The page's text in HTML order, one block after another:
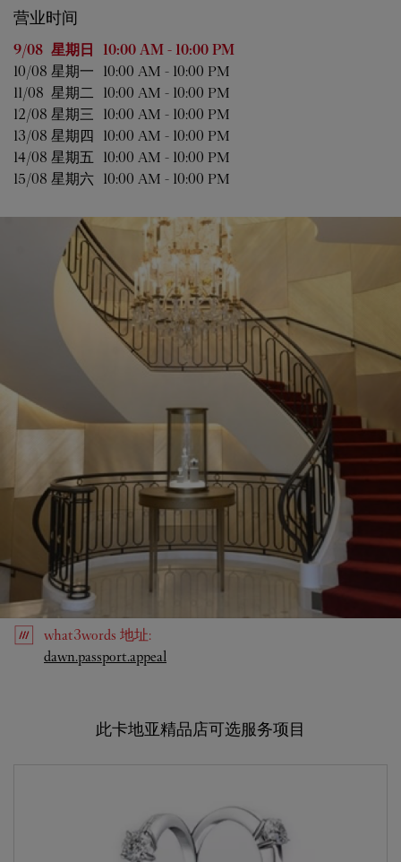
营业时间
星期营业时间
9/08 星期日 10:00 AM - 10:00 PM
10/08 星期一 10:00 AM - 10:00 PM
11/08 星期二 10:00 AM - 10:00 PM
12/08 星期三 10:00 AM - 10:00 PM
13/08 星期四 10:00 AM - 10:00 PM
14/08 星期五 10:00 AM - 10:00 PM
15/08 星期六 10:00 AM - 10:00 PM
what3words 地址:
dawn.passport.appeal
此卡地亚精品店可选服务项目